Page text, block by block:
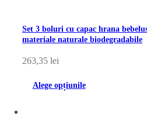
Set 3 boluri cu capac hrana
materiale naturale biodegradabile
263,35lei
Alege opțiunile